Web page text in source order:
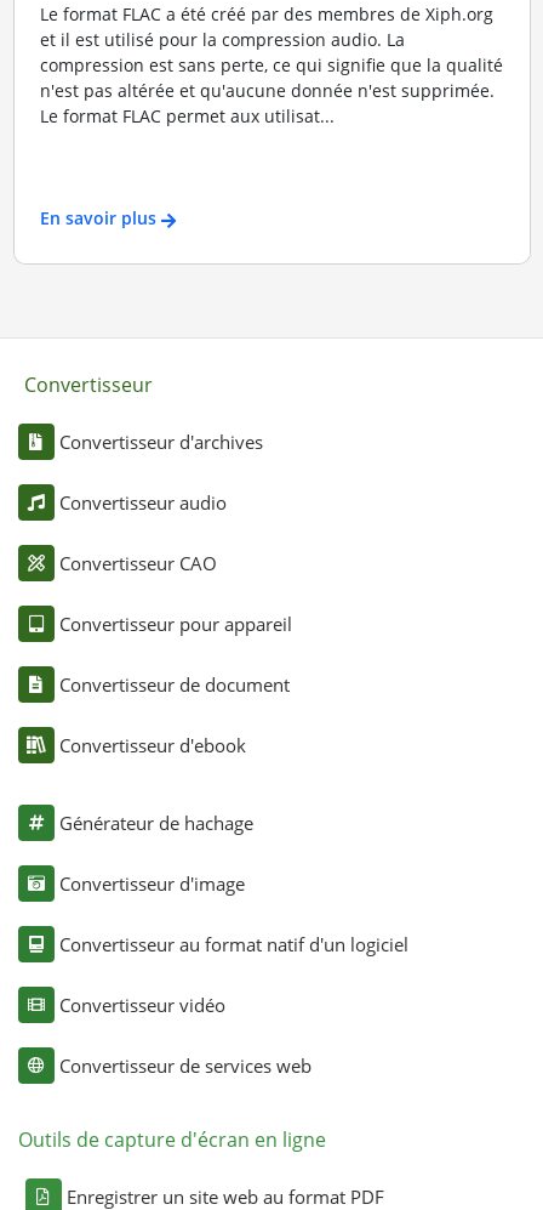
Le format FLAC a été créé par des membres de Xiph.org
et il est utilisé pour la compression audio. La
compression est sans perte, ce qui signifie que la qualité
n'est pas altérée et qu'aucune donnée n'est supprimée.
Le format FLAC permet aux utilisat...
En savoir plus
Convertisseur
Convertisseur d'archives
Convertisseur audio
Convertisseur CAO
Convertisseur pour appareil
Convertisseur de document
Convertisseur d'ebook
Générateur de hachage
Convertisseur d'image
Convertisseur au format natif d'un logiciel
Convertisseur vidéo
Convertisseur de services web
Outils de capture d'écran en ligne
Enregistrer un site web au format PDF